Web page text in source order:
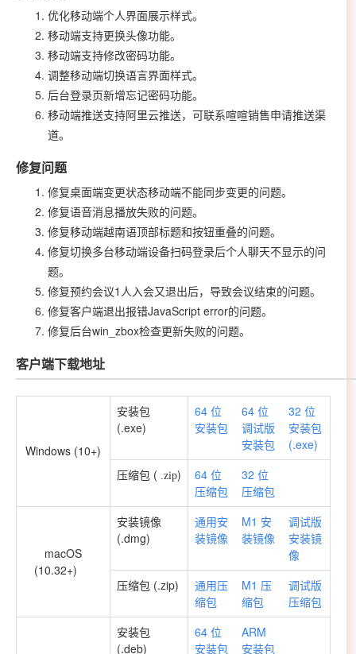
优化移动端个人界面展示样式。
移动端支持更换头像功能。
移动端支持修改密码功能。
调整移动端切换语言界面样式。
后台登录页新增忘记密码功能。
移动端推送支持阿里云推送，可联系喧喧销售申请推送渠
道。
修复问题
修复桌面端变更状态移动端不能同步变更的问题。
修复语音消息播放失败的问题。
修复移动端越南语顶部标题和按钮重叠的问题。
修复切换多台移动端设备扫码登录后个人聊天不显示的问
题。
修复预约会议1人入会又退出后，导致会议结束的问题。
修复客户端退出报错JavaScript error的问题。
修复后台win_zbox检查更新失败的问题。
客户端下载地址
Windows (10+)
安装包
(.exe)
64 位
安装包
64 位
调试版
安装包
32 位
安装包
(.exe)
压缩包 ( .zip)
64 位
压缩包
32 位
压缩包
macOS
(10.32+)
安装镜像
(.dmg)
通用安
装镜像
M1 安
装镜像
调试版
安装镜
像
压缩包 (.zip)
通用压
缩包
M1 压
缩包
调试版
压缩包
安装包
(.deb)
64 位
安装包
ARM
安装包